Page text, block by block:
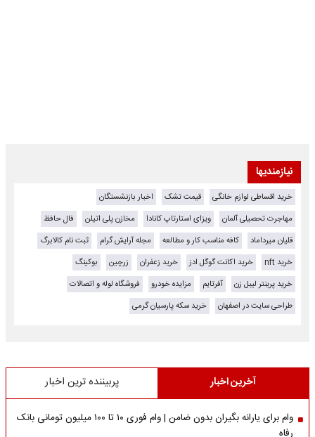
نیازمندیها
خرید اقساطی لوازم خانگی قیمت تشک
اخبار بازنشستگان
مهاجرت تحصیلی آلمان
ویزای استارتاپ کانادا مخازن پلی اتیلن
فال حافظ
قلیان میرداماد
کافه مناسب کار و مطالعه مجله آرایش گرام
ثبت نام کالابرگ
خرید nft
خرید اکانت گوگل ادز خرید زعفران زرچین
بوکینگ
خرید پرینتر لیبل زن
آفرتایم مزایده خودرو
فروشگاه لوله و اتصالات
طراحی سایت در اصفهان
خرید سکه پارسیان گرمی
آخرین اخبار پربیننده ترین اخبار
وام برای یارانه بگیران بدون ضامن | وام فوری ۱۰ تا ۱۰۰ میلیون تومانی بانک
رفاه